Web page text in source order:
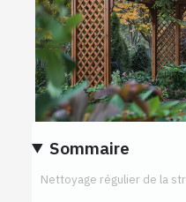
Sommaire
Nettoyage régulier de la